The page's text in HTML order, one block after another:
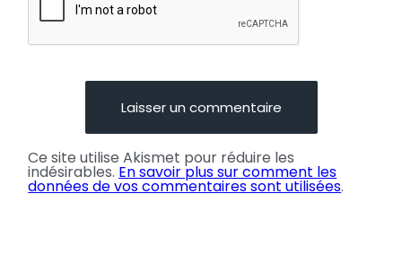
Ce site utilise Akismet pour réduire les
indésirables. En savoir plus sur comment les
données de vos commentaires sont utilisées.